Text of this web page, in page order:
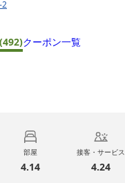
2
(492)クーポン一覧
部屋
4.14
接客・サービス
4.24